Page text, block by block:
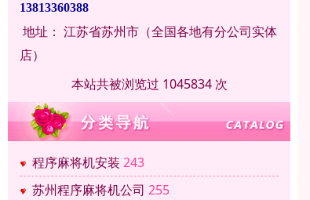
13813360388
地址： 江苏省苏州市（全国各地有分公司实体
店）
本站共被浏览过 1045834 次
程序麻将机安装 243
苏州程序麻将机公司 255